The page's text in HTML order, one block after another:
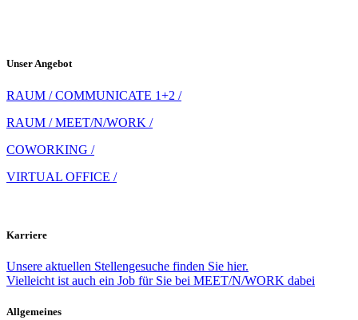
Unser Angebot
RAUM / COMMUNICATE 1+2 /
RAUM / MEET/N/WORK /
COWORKING /
VIRTUAL OFFICE /
Karriere
Unsere aktuellen Stellengesuche finden Sie hier.
Vielleicht ist auch ein Job für Sie bei MEET/N/WORK dabei
Allgemeines